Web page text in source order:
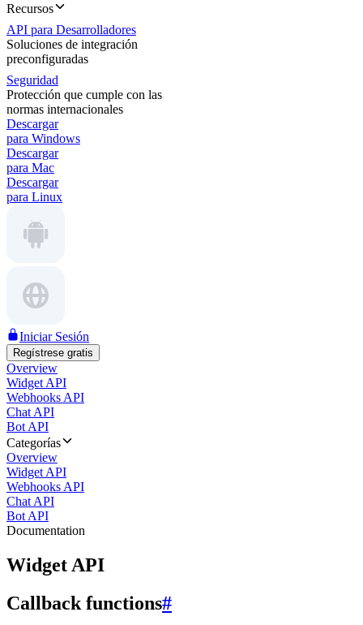
Recursos
API para Desarrolladores
Soluciones de integración
preconfiguradas
Seguridad
Protección que cumple con las
normas internacionales
Descargar
para Windows
Descargar
para Mac
Descargar
para Linux
Iniciar Sesión
Regístrese gratis
Overview
Widget API
Webhooks API
Chat API
Bot API
Categorías
Overview
Widget API
Webhooks API
Chat API
Bot API
Documentation
Widget API
Callback functions#